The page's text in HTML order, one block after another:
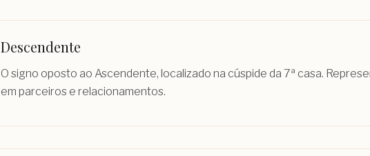
Descendente
O signo oposto ao Ascendente, localizado na cúspide da 7ª casa.
em parceiros e relacionamentos.